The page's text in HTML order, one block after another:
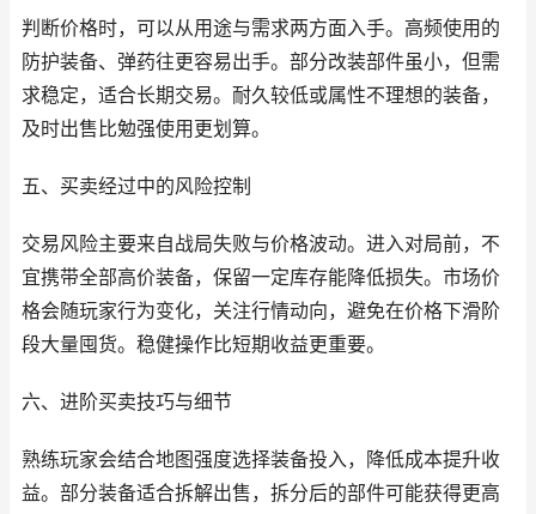
判断价格时，可以从用途与需求两方面入手。高频使用的
防护装备、弹药往更容易出手。部分改装部件虽小，但需
求稳定，适合长期交易。耐久较低或属性不理想的装备，
及时出售比勉强使用更划算。
五、买卖经过中的风险控制
交易风险主要来自战局失败与价格波动。进入对局前，不
宜携带全部高价装备，保留一定库存能降低损失。市场价
格会随玩家行为变化，关注行情动向，避免在价格下滑阶
段大量囤货。稳健操作比短期收益更重要。
六、进阶买卖技巧与细节
熟练玩家会结合地图强度选择装备投入，降低成本提升收
益。部分装备适合拆解出售，拆分后的部件可能获得更高